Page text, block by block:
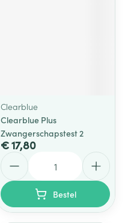
Clearblue
Clearblue Plus
Zwangerschapstest 2
€ 17,80
Bestel